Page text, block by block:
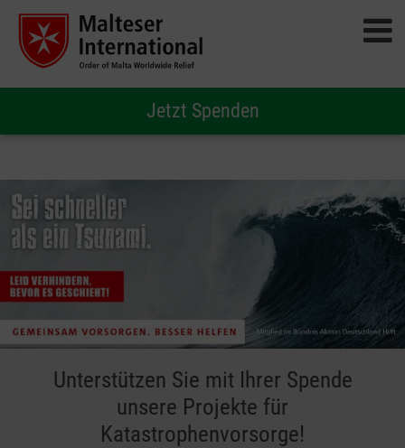
Jetzt Spenden
Unterstützen Sie mit Ihrer Spende
unsere Projekte für
Katastrophenvorsorge!